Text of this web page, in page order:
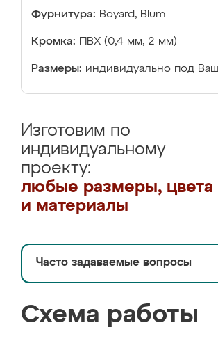
Фурнитура: Boyard, Blum
Кромка: ПВХ (0,4 мм, 2 мм)
Размеры: индивидуально под Ваш
Изготовим по
индивидуальному
проекту:
любые размеры, цвета
и материалы
Часто задаваемые вопросы
Схема работы